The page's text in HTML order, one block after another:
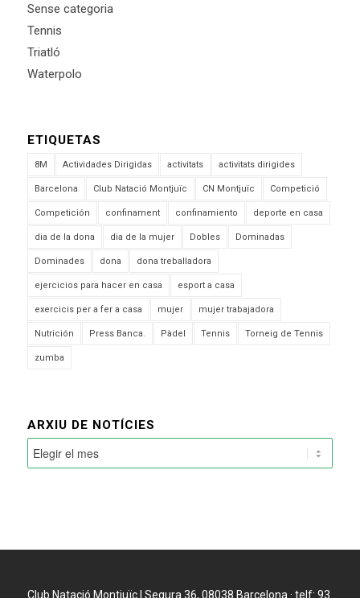
Sense categoria
Tennis
Triatló
Waterpolo
ETIQUETAS
8M Actividades Dirigidas activitats activitats dirigides
Barcelona Club Natació Montjuïc CN Montjuïc Competició
Competición confinament confinamiento deporte en casa
dia de la dona dia de la mujer Dobles Dominadas
Dominades dona dona treballadora
ejercicios para hacer en casa esport a casa
exercicis per a fer a casa mujer mujer trabajadora
Nutrición Press Banca. Pàdel Tennis Torneig de Tennis
zumba
ARXIU DE NOTÍCIES
Club Natació Montjuïc | Segura 36, 08038 Barcelona · telf: 93